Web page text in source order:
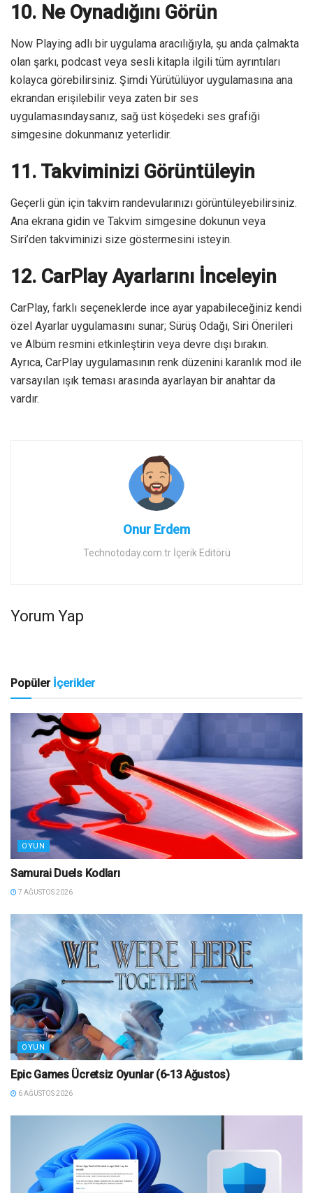
10. Ne Oynadığını Görün
Now Playing adlı bir uygulama aracılığıyla, şu anda çalmakta
olan şarkı, podcast veya sesli kitapla ilgili tüm ayrıntıları
kolayca görebilirsiniz. Şimdi Yürütülüyor uygulamasına ana
ekrandan erişilebilir veya zaten bir ses
uygulamasındaysanız, sağ üst köşedeki ses grafiği
simgesine dokunmanız yeterlidir.
11. Takviminizi Görüntüleyin
Geçerli gün için takvim randevularınızı görüntüleyebilirsiniz.
Ana ekrana gidin ve Takvim simgesine dokunun veya
Siri’den takviminizi size göstermesini isteyin.
12. CarPlay Ayarlarını İnceleyin
CarPlay, farklı seçeneklerde ince ayar yapabileceğiniz kendi
özel Ayarlar uygulamasını sunar; Sürüş Odağı, Siri Önerileri
ve Albüm resmini etkinleştirin veya devre dışı bırakın.
Ayrıca, CarPlay uygulamasının renk düzenini karanlık mod ile
varsayılan ışık teması arasında ayarlayan bir anahtar da
vardır.
Onur Erdem
Technotoday.com.tr İçerik Editörü
Yorum Yap
Popüler İçerikler
OYUN
Samurai Duels Kodları
7 AĞUSTOS 2026
OYUN
Epic Games Ücretsiz Oyunlar (6-13 Ağustos)
6 AĞUSTOS 2026